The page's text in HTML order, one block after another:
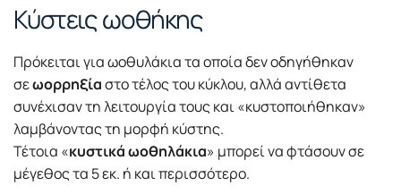
Κύστεις ωοθήκης
Πρόκειται για ωοθυλάκια τα οποία δεν οδηγήθηκαν
σεωορρηξίαστο τέλος του κύκλου, αλλά αντίθετα
συνέχισαν τη λειτουργία τους και «κυστοποιήθηκαν»
λαμβάνοντας τη μορφή κύστης.
Τέτοια «κυστικά ωοθηλάκια» μπορεί να φτάσουν σε
μέγεθος τα 5 εκ. ή και περισσότερο.